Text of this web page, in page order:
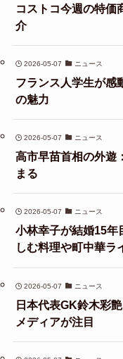
コストコ今週の特価
介
2026-05-07 ニュース
フランス人学生が感
の魅力
2026-05-07 ニュース
高市早苗首相の外遊
まる
2026-05-07 ニュース
小林幸子が結婚15年
しむ料理や町中華ラ
2026-05-07 ニュース
日本代表GK鈴木彩
メディアが注目